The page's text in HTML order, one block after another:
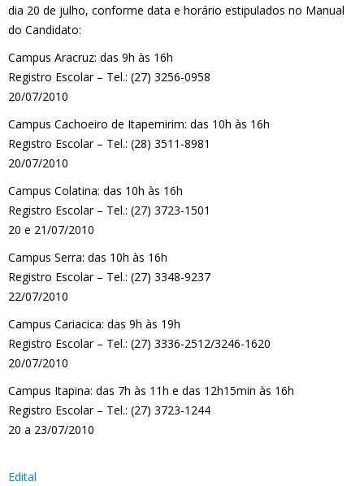
dia 20 de julho, conforme data e horário estipulados no Manual
do Candidato:
Campus Aracruz: das 9h às 16h
Registro Escolar – Tel.: (27) 3256-0958
20/07/2010
Campus Cachoeiro de Itapemirim: das 10h às 16h
Registro Escolar – Tel.: (28) 3511-8981
20/07/2010
Campus Colatina: das 10h às 16h
Registro Escolar – Tel.: (27) 3723-1501
20 e 21/07/2010
Campus Serra: das 10h às 16h
Registro Escolar – Tel.: (27) 3348-9237
22/07/2010
Campus Cariacica: das 9h às 19h
Registro Escolar – Tel.: (27) 3336-2512/3246-1620
20/07/2010
Campus Itapina: das 7h às 11h e das 12h15min às 16h
Registro Escolar – Tel.: (27) 3723-1244
20 a 23/07/2010
Edital